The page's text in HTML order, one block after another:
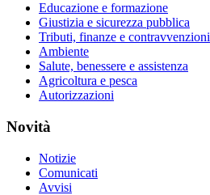
Educazione e formazione
Giustizia e sicurezza pubblica
Tributi, finanze e contravvenzioni
Ambiente
Salute, benessere e assistenza
Agricoltura e pesca
Autorizzazioni
Novità
Notizie
Comunicati
Avvisi